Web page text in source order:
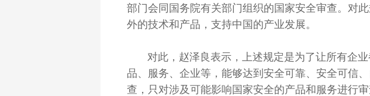
部门会同国务院有关部门组织的国家安全审查。对
外的技术和产品，支持中国的产业发展。
对此，赵泽良表示，上述规定是为了让所有企业
品、服务、企业等，能够达到安全可靠、安全可信
查，只对涉及可能影响国家安全的产品和服务进行